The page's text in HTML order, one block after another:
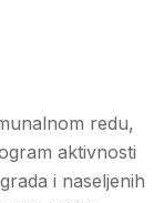
redu,
aktivnosti
i naseljenih